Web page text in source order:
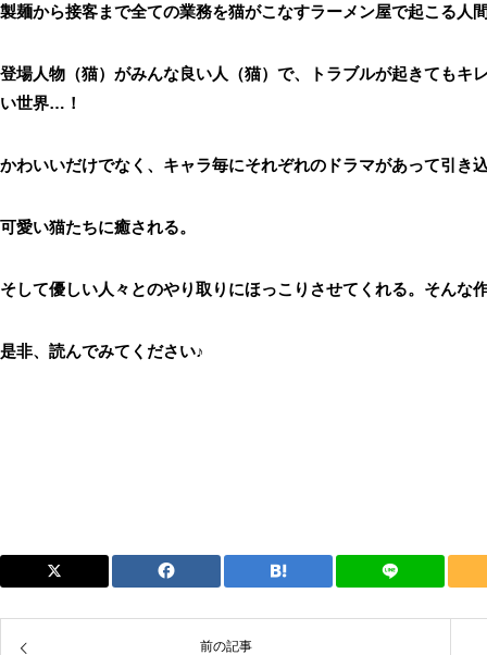
製麺から接客まで全ての業務を猫がこなすラーメン屋で起こる人
登場人物（猫）がみんな良い人（猫）で、トラブルが起きてもキ
い世界… ！
かわいいだけでなく、キャラ毎にそれぞれのドラマがあって引き
可愛い猫たちに癒される。
そして優しい人々とのやり取りにほっこりさせてくれる。そんな
是非、読んでみてください♪
前の記事